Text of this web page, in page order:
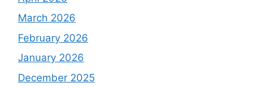
March 2026
February 2026
January 2026
December 2025